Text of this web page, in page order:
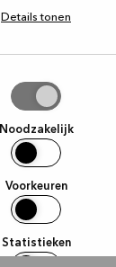
Details tonen
Noodzakelijk
Voorkeuren
Statistieken